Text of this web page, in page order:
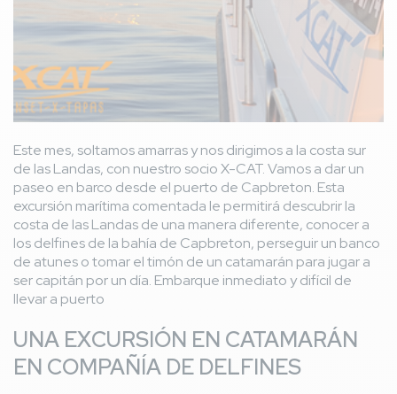
Este mes, soltamos amarras y nos dirigimos a la costa sur
de las Landas, con nuestro socio X-CAT. Vamos a dar un
paseo en barco desde el puerto de Capbreton. Esta
excursión marítima comentada le permitirá descubrir la
costa de las Landas de una manera diferente, conocer a
los delfines de la bahía de Capbreton, perseguir un banco
de atunes o tomar el timón de un catamarán para jugar a
ser capitán por un día. Embarque inmediato y difícil de
llevar a puerto
UNA EXCURSIÓN EN CATAMARÁN
EN COMPAÑÍA DE DELFINES